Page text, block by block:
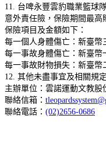
11. 台啤永豐雲豹職業籃球
意外責任險，保險期間最高
保險項目及金額如下：
每一個人身體傷亡：新臺幣
每一事故身體傷亡：新臺幣
每一事故財物損失：新臺幣
12. 其他未盡事宜及相關規
主辦單位：雲諾運動文教股
聯絡信箱：
聯絡電話： (02)2656-0686